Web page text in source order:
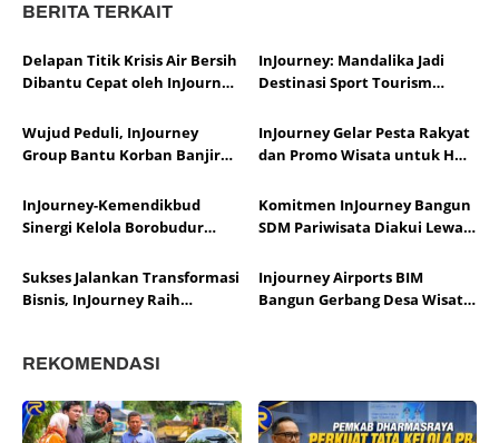
BERITA TERKAIT
Delapan Titik Krisis Air Bersih
Dibantu Cepat oleh InJourney
InJourney: Mandalika Jadi
Destinasi Sport Tourism
Wujud Peduli, InJourney
Group Bantu Korban Banjir
InJourney Gelar Pesta Rakyat
dan Promo Wisata untuk HUT
InJourney-Kemendikbud
Sinergi Kelola Borobudur
Budaya dan Spiritual
Komitmen InJourney Bangun
SDM Pariwisata Diakui Lewat
Sukses Jalankan Transformasi
Bisnis, InJourney Raih
Injourney Airports BIM
Bangun Gerbang Desa Wisata
REKOMENDASI